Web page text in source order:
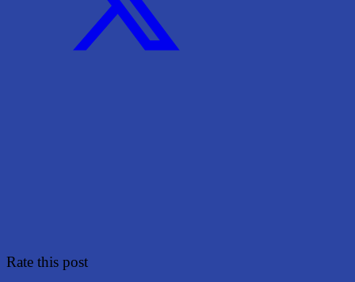
Rate this post